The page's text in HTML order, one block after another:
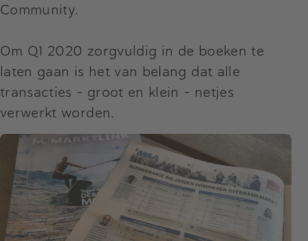
Community.
Om Q1 2020 zorgvuldig in de boeken te
laten gaan is het van belang dat alle
transacties - groot en klein - netjes
verwerkt worden.